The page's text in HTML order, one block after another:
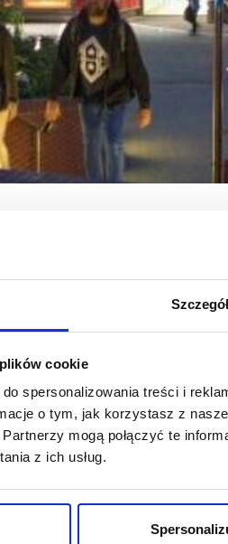
cookie
spersonalizowania treści i
o tym, jak korzystasz z
mogą połączyć te
z ich usług.
miłośników oryginalnej
ubrania i dodatki.
minionymi dekadami –
sportowego streetwearu,
inspirowane estetyką Y2K. Wśród
CHEAPDRIP, Thrift_setters,
do ubrań inspirowanych
konsumpcji i alternatywa
z rzeczy niedostępnych już w
latami 80., 90. XX wieku
być czymś więcej niż tylko
przez modela Kacpra
Focus Park w Rybniku.